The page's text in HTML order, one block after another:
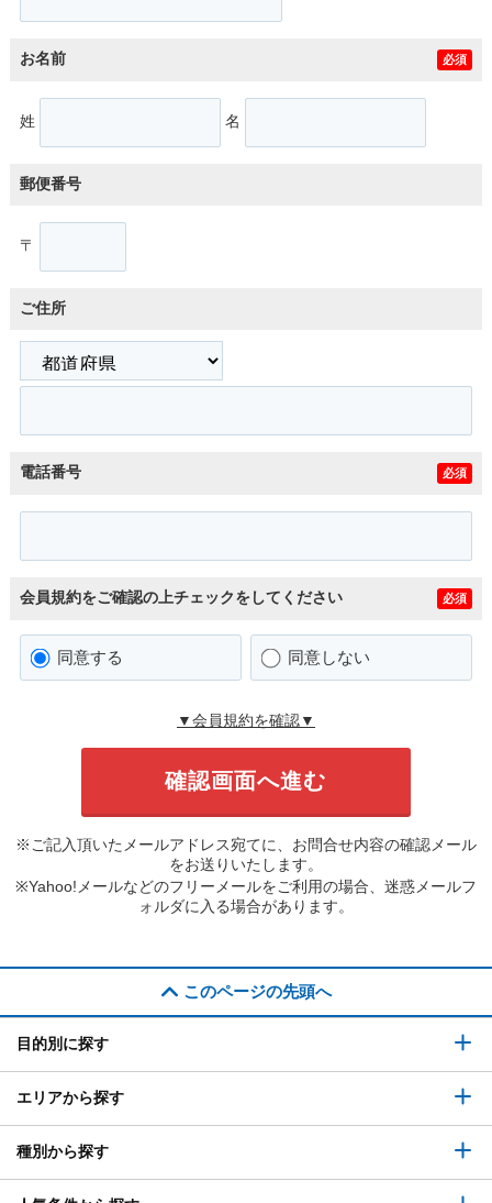
お名前 必須
姓 名
郵便番号
〒
ご住所
電話番号 必須
会員規約をご確認の上チェックをしてください 必須
同意する 同意しない
▼会員規約を確認▼
※ご記入頂いたメールアドレス宛てに、お問合せ内容の確認メール
をお送りいたします。
※Yahoo!メールなどのフリーメールをご利用の場合、迷惑メールフ
ォルダに入る場合があります。
このページの先頭へ
目的別に探す
エリアから探す
種別から探す